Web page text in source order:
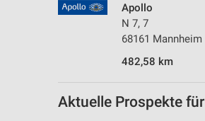
Apollo
N 7, 7
68161 Mannheim
482,58 km
Aktuelle Prospekte
Verwendung genauer Standortdaten
Geräte anhand von aktiv